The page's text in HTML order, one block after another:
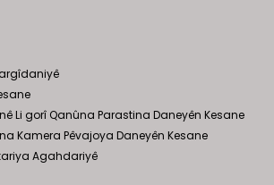
Li gorî Qanûna Parastina Daneyên Kesane
Kamera Pêvajoya Daneyên Kesane
Agahdariyê